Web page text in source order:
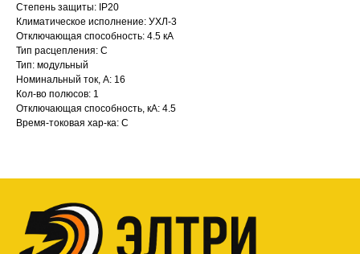
Степень защиты: IP20
Климатическое исполнение: УХЛ-3
Отключающая способность: 4.5 кА
Тип расцепления: C
Тип: модульный
Номинальный ток, А: 16
Кол-во полюсов: 1
Отключающая способность, кА: 4.5
Время-токовая хар-ка: С